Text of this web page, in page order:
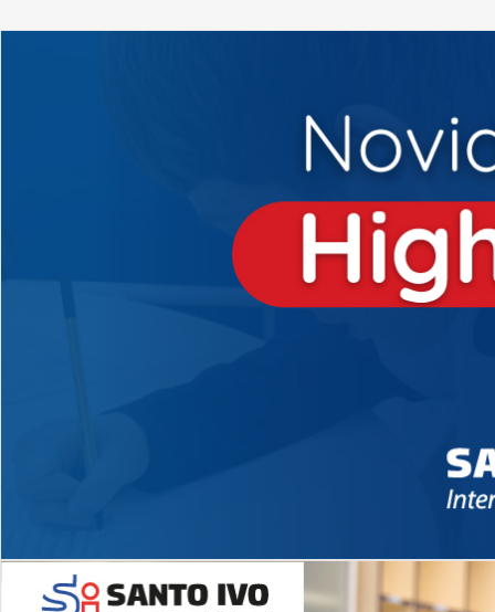
Novidades 2026 High School